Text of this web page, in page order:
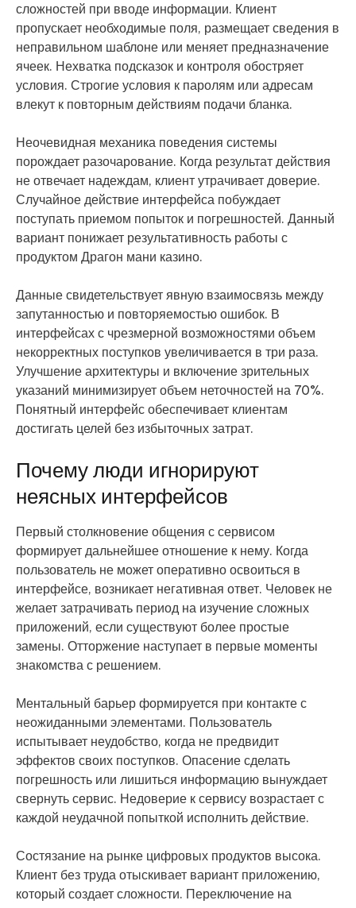
сложностей при вводе информации. Клиент
пропускает необходимые поля, размещает сведения в
неправильном шаблоне или меняет предназначение
ячеек. Нехватка подсказок и контроля обостряет
условия. Строгие условия к паролям или адресам
влекут к повторным действиям подачи бланка.
Неочевидная механика поведения системы
порождает разочарование. Когда результат действия
не отвечает надеждам, клиент утрачивает доверие.
Случайное действие интерфейса побуждает
поступать приемом попыток и погрешностей. Данный
вариант понижает результативность работы с
продуктом Драгон мани казино.
Данные свидетельствует явную взаимосвязь между
запутанностью и повторяемостью ошибок. В
интерфейсах с чрезмерной возможностями объем
некорректных поступков увеличивается в три раза.
Улучшение архитектуры и включение зрительных
указаний минимизирует объем неточностей на 70%.
Понятный интерфейс обеспечивает клиентам
достигать целей без избыточных затрат.
Почему люди игнорируют
неясных интерфейсов
Первый столкновение общения с сервисом
формирует дальнейшее отношение к нему. Когда
пользователь не может оперативно освоиться в
интерфейсе, возникает негативная ответ. Человек не
желает затрачивать период на изучение сложных
приложений, если существуют более простые
замены. Отторжение наступает в первые моменты
знакомства с решением.
Ментальный барьер формируется при контакте с
неожиданными элементами. Пользователь
испытывает неудобство, когда не предвидит
эффектов своих поступков. Опасение сделать
погрешность или лишиться информацию вынуждает
свернуть сервис. Недоверие к сервису возрастает с
каждой неудачной попыткой исполнить действие.
Состязание на рынке цифровых продуктов высока.
Клиент без труда отыскивает вариант приложению,
который создает сложности. Переключение на